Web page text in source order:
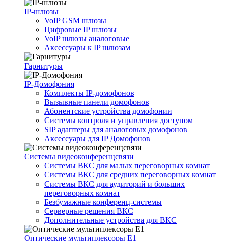
IP-шлюзы
VoIP GSM шлюзы
Цифровые IP шлюзы
VoIP шлюзы аналоговые
Аксессуары к IP шлюзам
Гарнитуры
IP-Домофония
Комплекты IP-домофонов
Вызывные панели домофонов
Абонентские устройства домофонии
Системы контроля и управления доступом
SIP адаптеры для аналоговых домофонов
Аксессуары для IP Домофонов
Системы видеоконференцсвязи
Системы ВКС для малых переговорных комнат
Системы ВКС для средних переговорных комнат
Системы ВКС для аудиторий и больших
переговорных комнат
Безбумажные конференц-системы
Серверные решения ВКС
Дополнительные устройства для ВКС
Оптические мультиплексоры Е1